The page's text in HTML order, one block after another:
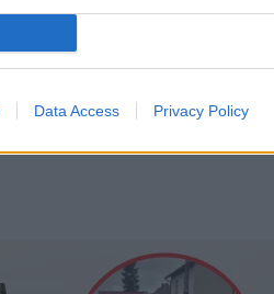
Data Access Privacy Policy